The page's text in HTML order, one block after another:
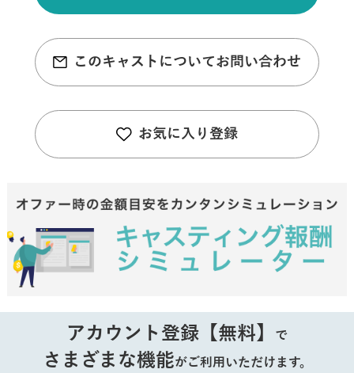
このキャストについてお問い合わせ
お気に入り登録
アカウント登録【無料】 で
さまざまな機能がご利用いただけます。